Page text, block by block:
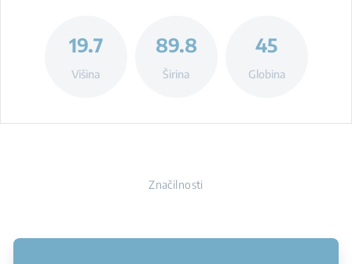
19.7
Višina
89.8
Širina
45
Globina
Značilnosti